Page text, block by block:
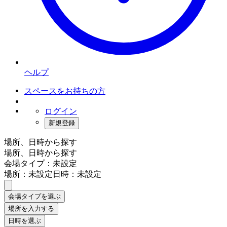
ヘルプ
スペースをお持ちの方
ログイン
新規登録
場所、日時から探す
場所、日時から探す
会場タイプ：未設定
場所：未設定日時：未設定
会場タイプを選ぶ
場所を入力する
日時を選ぶ